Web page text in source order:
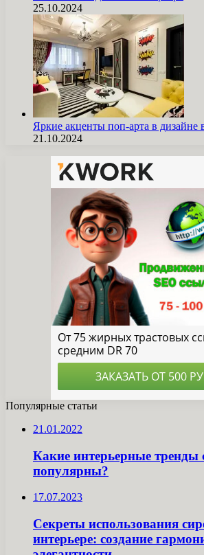
25.10.2024
Яркие акценты поп-арта в дизайне
21.10.2024
Популярные статьи
21.01.2022
Какие интерьерные тренды
популярны?
17.07.2023
Секреты использования
интерьере: создание